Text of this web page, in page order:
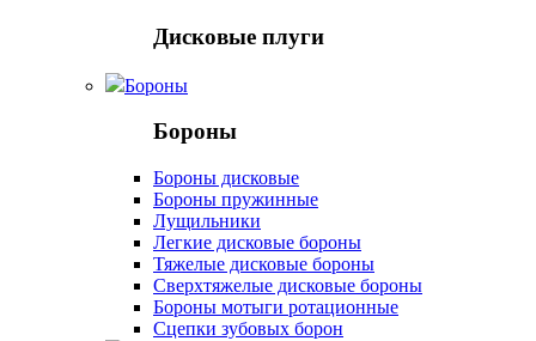
Дисковые плуги
Бороны
Бороны
Бороны дисковые
Бороны пружинные
Лущильники
Легкие дисковые бороны
Тяжелые дисковые бороны
Сверхтяжелые дисковые бороны
Бороны мотыги ротационные
Сцепки зубовых борон